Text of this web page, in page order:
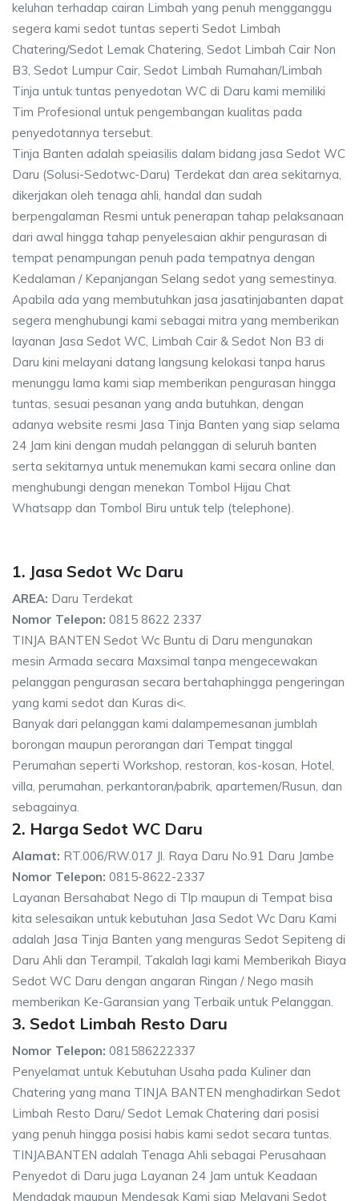
keluhan terhadap cairan Limbah yang penuh mengganggu
segera kami sedot tuntas seperti Sedot Limbah
Chatering/Sedot Lemak Chatering, Sedot Limbah Cair Non
B3, Sedot Lumpur Cair, Sedot Limbah Rumahan/Limbah
Tinja untuk tuntas penyedotan WC di Daru kami memiliki
Tim Profesional untuk pengembangan kualitas pada
penyedotannya tersebut.
Tinja Banten adalah speiasilis dalam bidang jasa Sedot WC
Daru (Solusi-Sedotwc-Daru) Terdekat dan area sekitarnya,
dikerjakan oleh tenaga ahli, handal dan sudah
berpengalaman Resmi untuk penerapan tahap pelaksanaan
dari awal hingga tahap penyelesaian akhir pengurasan di
tempat penampungan penuh pada tempatnya dengan
Kedalaman / Kepanjangan Selang sedot yang semestinya.
Apabila ada yang membutuhkan jasa jasatinjabanten dapat
segera menghubungi kami sebagai mitra yang memberikan
layanan Jasa Sedot WC, Limbah Cair & Sedot Non B3 di
Daru kini melayani datang langsung kelokasi tanpa harus
menunggu lama kami siap memberikan pengurasan hingga
tuntas, sesuai pesanan yang anda butuhkan, dengan
adanya website resmi Jasa Tinja Banten yang siap selama
24 Jam kini dengan mudah pelanggan di seluruh banten
serta sekitarnya untuk menemukan kami secara online dan
menghubungi dengan menekan Tombol Hijau Chat
Whatsapp dan Tombol Biru untuk telp (telephone).
1. Jasa Sedot Wc Daru
AREA: Daru Terdekat
Nomor Telepon: 0815 8622 2337
TINJA BANTEN Sedot Wc Buntu di Daru mengunakan
mesin Armada secara Maxsimal tanpa mengecewakan
pelanggan pengurasan secara bertahaphingga pengeringan
yang kami sedot dan Kuras di<.
Banyak dari pelanggan kami dalampemesanan jumblah
borongan maupun perorangan dari Tempat tinggal
Perumahan seperti Workshop, restoran, kos-kosan, Hotel,
villa, perumahan, perkantoran/pabrik, apartemen/Rusun, dan
sebagainya.
2. Harga Sedot WC Daru
Alamat: RT.006/RW.017 Jl. Raya Daru No.91 Daru Jambe
Nomor Telepon: 0815-8622-2337
Layanan Bersahabat Nego di Tlp maupun di Tempat bisa
kita selesaikan untuk kebutuhan Jasa Sedot Wc Daru Kami
adalah Jasa Tinja Banten yang menguras Sedot Sepiteng di
Daru Ahli dan Terampil, Takalah lagi kami Memberikah Biaya
Sedot WC Daru dengan angaran Ringan / Nego masih
memberikan Ke-Garansian yang Terbaik untuk Pelanggan.
3. Sedot Limbah Resto Daru
Nomor Telepon: 081586222337
Penyelamat untuk Kebutuhan Usaha pada Kuliner dan
Chatering yang mana TINJA BANTEN menghadirkan Sedot
Limbah Resto Daru/ Sedot Lemak Chatering dari posisi
yang penuh hingga posisi habis kami sedot secara tuntas.
TINJABANTEN adalah Tenaga Ahli sebagai Perusahaan
Penyedot di Daru juga Layanan 24 Jam untuk Keadaan
Mendadak maupun Mendesak Kami siap Melayani Sedot